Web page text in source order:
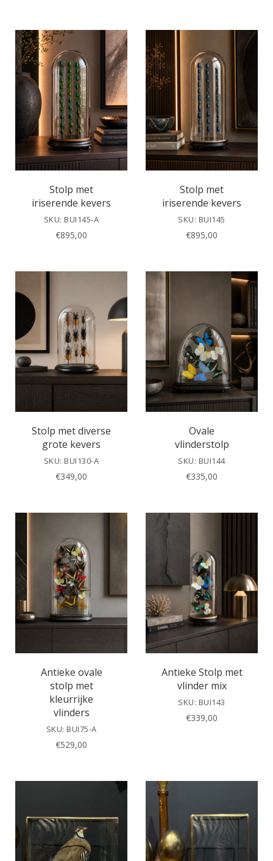
Stolp met
iriserende kevers
SKU: BUI145-A
€895,00
Stolp met
iriserende kevers
SKU: BUI145
€895,00
Stolp met diverse
grote kevers
SKU: BUI130-A
€349,00
Ovale
vlinderstolp
SKU: BUI144
€335,00
Antieke ovale
stolp met
kleurrijke
vlinders
SKU: BUI75-A
€529,00
Antieke Stolp met
vlinder mix
SKU: BUI143
€339,00